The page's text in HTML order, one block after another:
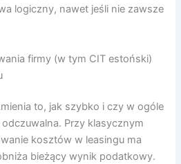
logiczny, nawet jeśli nie zawsze
firmy (w tym CIT estoński)
to, jak szybko i czy w ogóle
Przy klasycznym
kosztów w leasingu ma
bieżący wynik podatkowy.